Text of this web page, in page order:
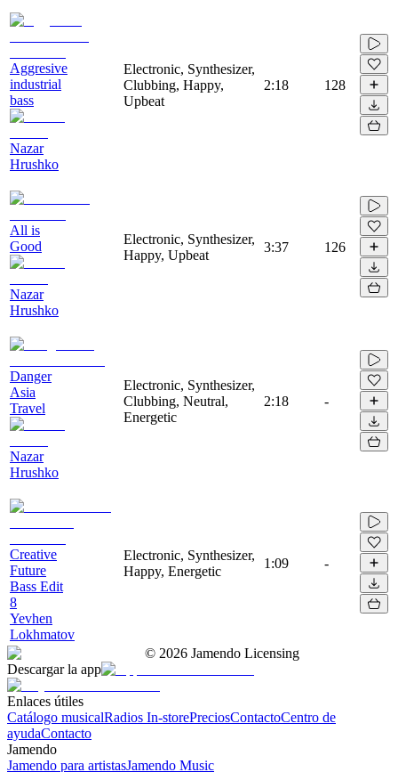
Aggresive
industrial
bass
Nazar
Hrushko
Electronic, Synthesizer,
Clubbing, Happy,
Upbeat
2:18 128
All is
Good
Nazar
Hrushko
Electronic, Synthesizer,
Happy, Upbeat
3:37 126
Danger
Asia
Travel
Nazar
Hrushko
Electronic, Synthesizer,
Clubbing, Neutral,
Energetic
2:18 -
Creative
Future
Bass Edit
8
Yevhen
Lokhmatov
Electronic, Synthesizer,
Happy, Energetic
1:09 -
© 2026 Jamendo Licensing
Descargar la app
Enlaces útiles
Catálogo musicalRadios In-storePreciosContactoCentro de
ayudaContacto
Jamendo
Jamendo para artistasJamendo Music